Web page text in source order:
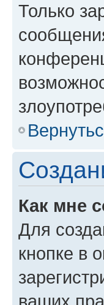
Только
Как мне
Для
кнопке в